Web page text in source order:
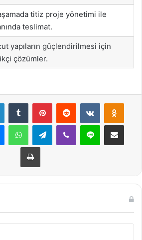
titiz proje yönetimi ile
teslimat.
yapıların güçlendirilmesi için
çözümler.
LinkedInTumblr PinterestReddit VKontakte
MessengerWhatsAppTelegramViber Line E-Posta ile
Yazdır